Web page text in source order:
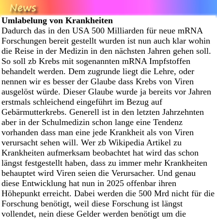
Umlabelung von Krankheiten
Dadurch das in den USA 500 Milliarden für neue mRNA
Forschungen bereit gestellt wurden ist nun auch klar wohin
die Reise in der Medizin in den nächsten Jahren gehen soll.
So soll zb Krebs mit sogenannten mRNA Impfstoffen
behandelt werden. Dem zugrunde liegt die Lehre, oder
nennen wir es besser der Glaube dass Krebs von Viren
ausgelöst würde. Dieser Glaube wurde ja bereits vor Jahren
erstmals schleichend eingeführt im Bezug auf
Gebärmutterkrebs. Generell ist in den letzten Jahrzehnten
aber in der Schulmedizin schon lange eine Tendenz
vorhanden dass man eine jede Krankheit als von Viren
verursacht sehen will. Wer zb Wikipedia Artikel zu
Krankheiten aufmerksam beobachtet hat wird das schon
längst festgestellt haben, dass zu immer mehr Krankheiten
behauptet wird Viren seien die Verursacher. Und genau
diese Entwicklung hat nun in 2025 offenbar ihren
Höhepunkt erreicht. Dabei werden die 500 Mrd nicht für die
Forschung benötigt, weil diese Forschung ist längst
vollendet, nein diese Gelder werden benötigt um die